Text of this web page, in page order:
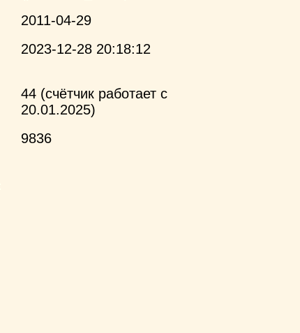
2011-04-29
2023-12-28 20:18:12
44 (счётчик работает с
20.01.2025)
9836